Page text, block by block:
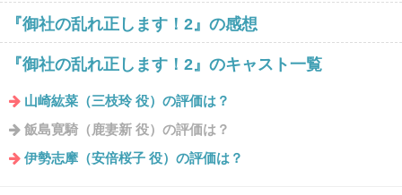
『御社の乱れ正します！2』の感想
『御社の乱れ正します！2』のキャスト一覧
山崎紘菜（三枝玲 役）の評価は？
飯島寛騎（鹿妻新 役）の評価は？
伊勢志摩（安倍桜子 役）の評価は？